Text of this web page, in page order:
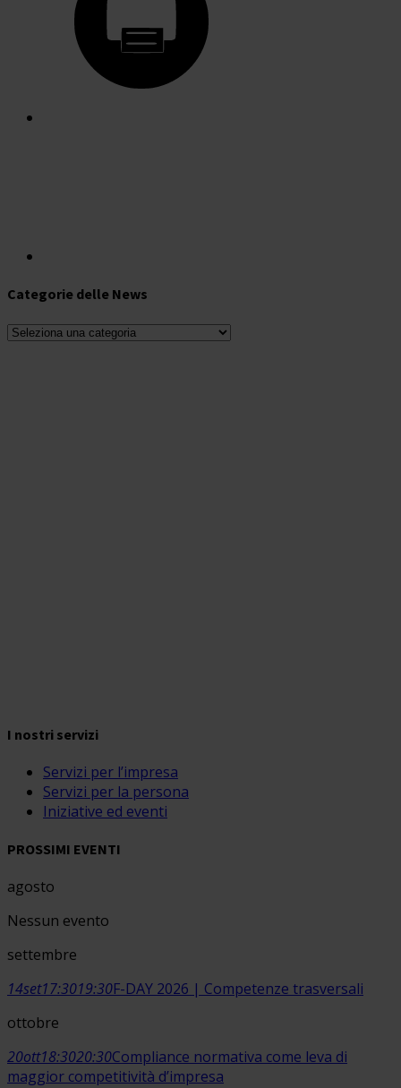
Categorie delle News
Categorie
I nostri servizi
Servizi per l’impresa
Servizi per la persona
Iniziative ed eventi
PROSSIMI EVENTI
agosto
Nessun evento
settembre
14set17:3019:30F-DAY 2026 | Competenze trasversali
ottobre
20ott18:3020:30Compliance normativa come leva di
maggior competitività d’impresa